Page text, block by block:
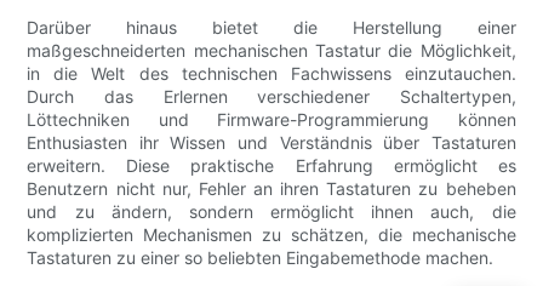
Darüber hinaus bietet die Herstellung einer
maßgeschneiderten mechanischen Tastatur die Möglichkeit,
in die Welt des technischen Fachwissens einzutauchen.
Durch das Erlernen verschiedener Schaltertypen,
Löttechniken und Firmware-Programmierung können
Enthusiasten ihr Wissen und Verständnis über Tastaturen
erweitern. Diese praktische Erfahrung ermöglicht es
Benutzern nicht nur, Fehler an ihren Tastaturen zu beheben
und zu ändern, sondern ermöglicht ihnen auch, die
komplizierten Mechanismen zu schätzen, die mechanische
Tastaturen zu einer so beliebten Eingabemethode machen.